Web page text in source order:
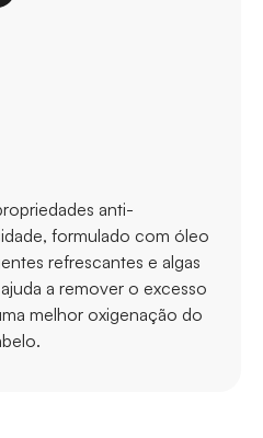
anti-
formulado com óleo
refrescantes e algas
a remover o excesso
melhor oxigenação do